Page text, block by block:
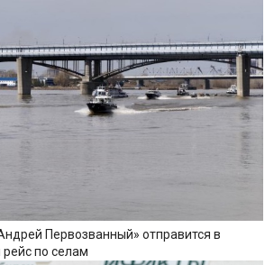
Первозванный» отправится в
по селам